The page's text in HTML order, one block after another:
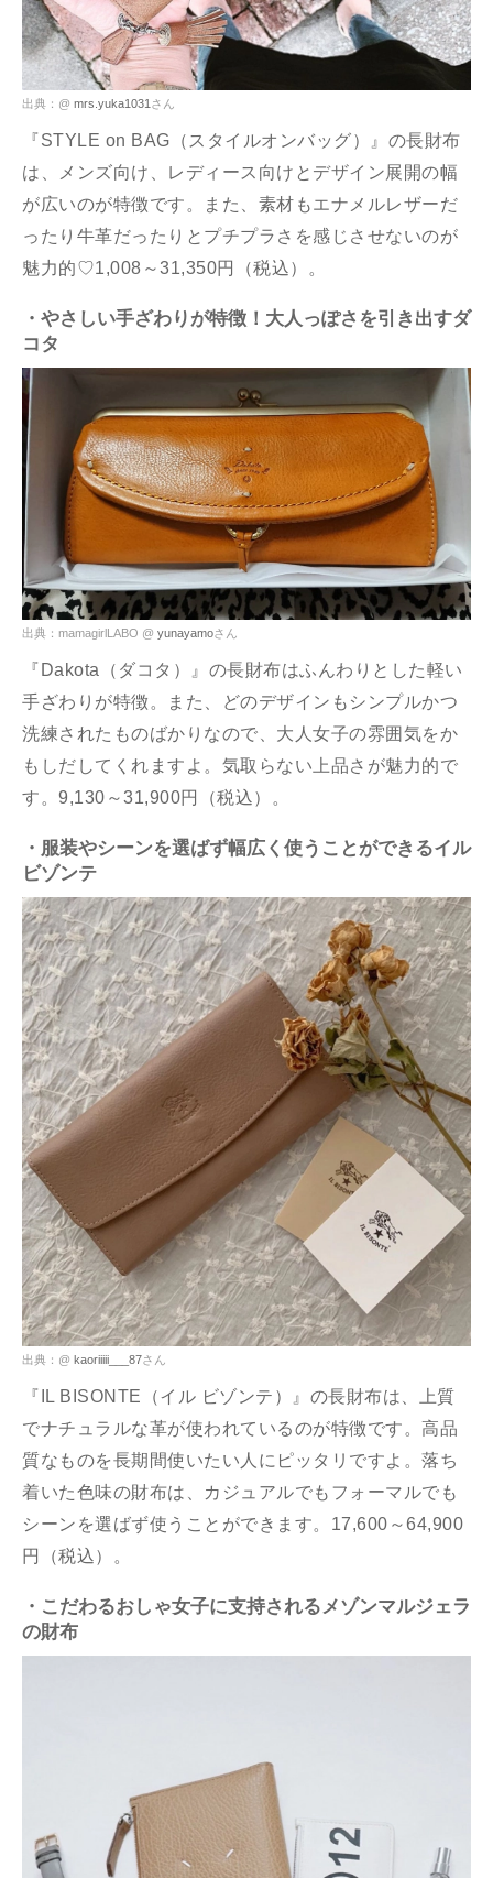
出典：@ mrs.yuka1031 さん
『STYLE on BAG（スタイルオンバッグ）』の長財布
は、メンズ向け、レディース向けとデザイン展開の幅
が広いのが特徴です。また、素材もエナメルレザーだ
ったり牛革だったりとプチプラさを感じさせないのが
魅力的♡1,008～31,350円（税込）。
・やさしい手ざわりが特徴！大人っぽさを引き出すダ
コタ
出典：mamagirlLABO @ yunayamoさん
『Dakota（ダコタ）』の長財布はふんわりとした軽い
手ざわりが特徴。また、どのデザインもシンプルかつ
洗練されたものばかりなので、大人女子の雰囲気をか
もしだしてくれますよ。気取らない上品さが魅力的で
す。9,130～31,900円（税込）。
・服装やシーンを選ばず幅広く使うことができるイル
ビゾンテ
出典：@ kaoriiiii___87さん
『IL BISONTE（イル ビゾンテ）』の長財布は、上質
でナチュラルな革が使われているのが特徴です。高品
質なものを長期間使いたい人にピッタリですよ。落ち
着いた色味の財布は、カジュアルでもフォーマルでも
シーンを選ばず使うことができます。17,600～64,900
円（税込）。
・こだわるおしゃ女子に支持されるメゾンマルジェラ
の財布